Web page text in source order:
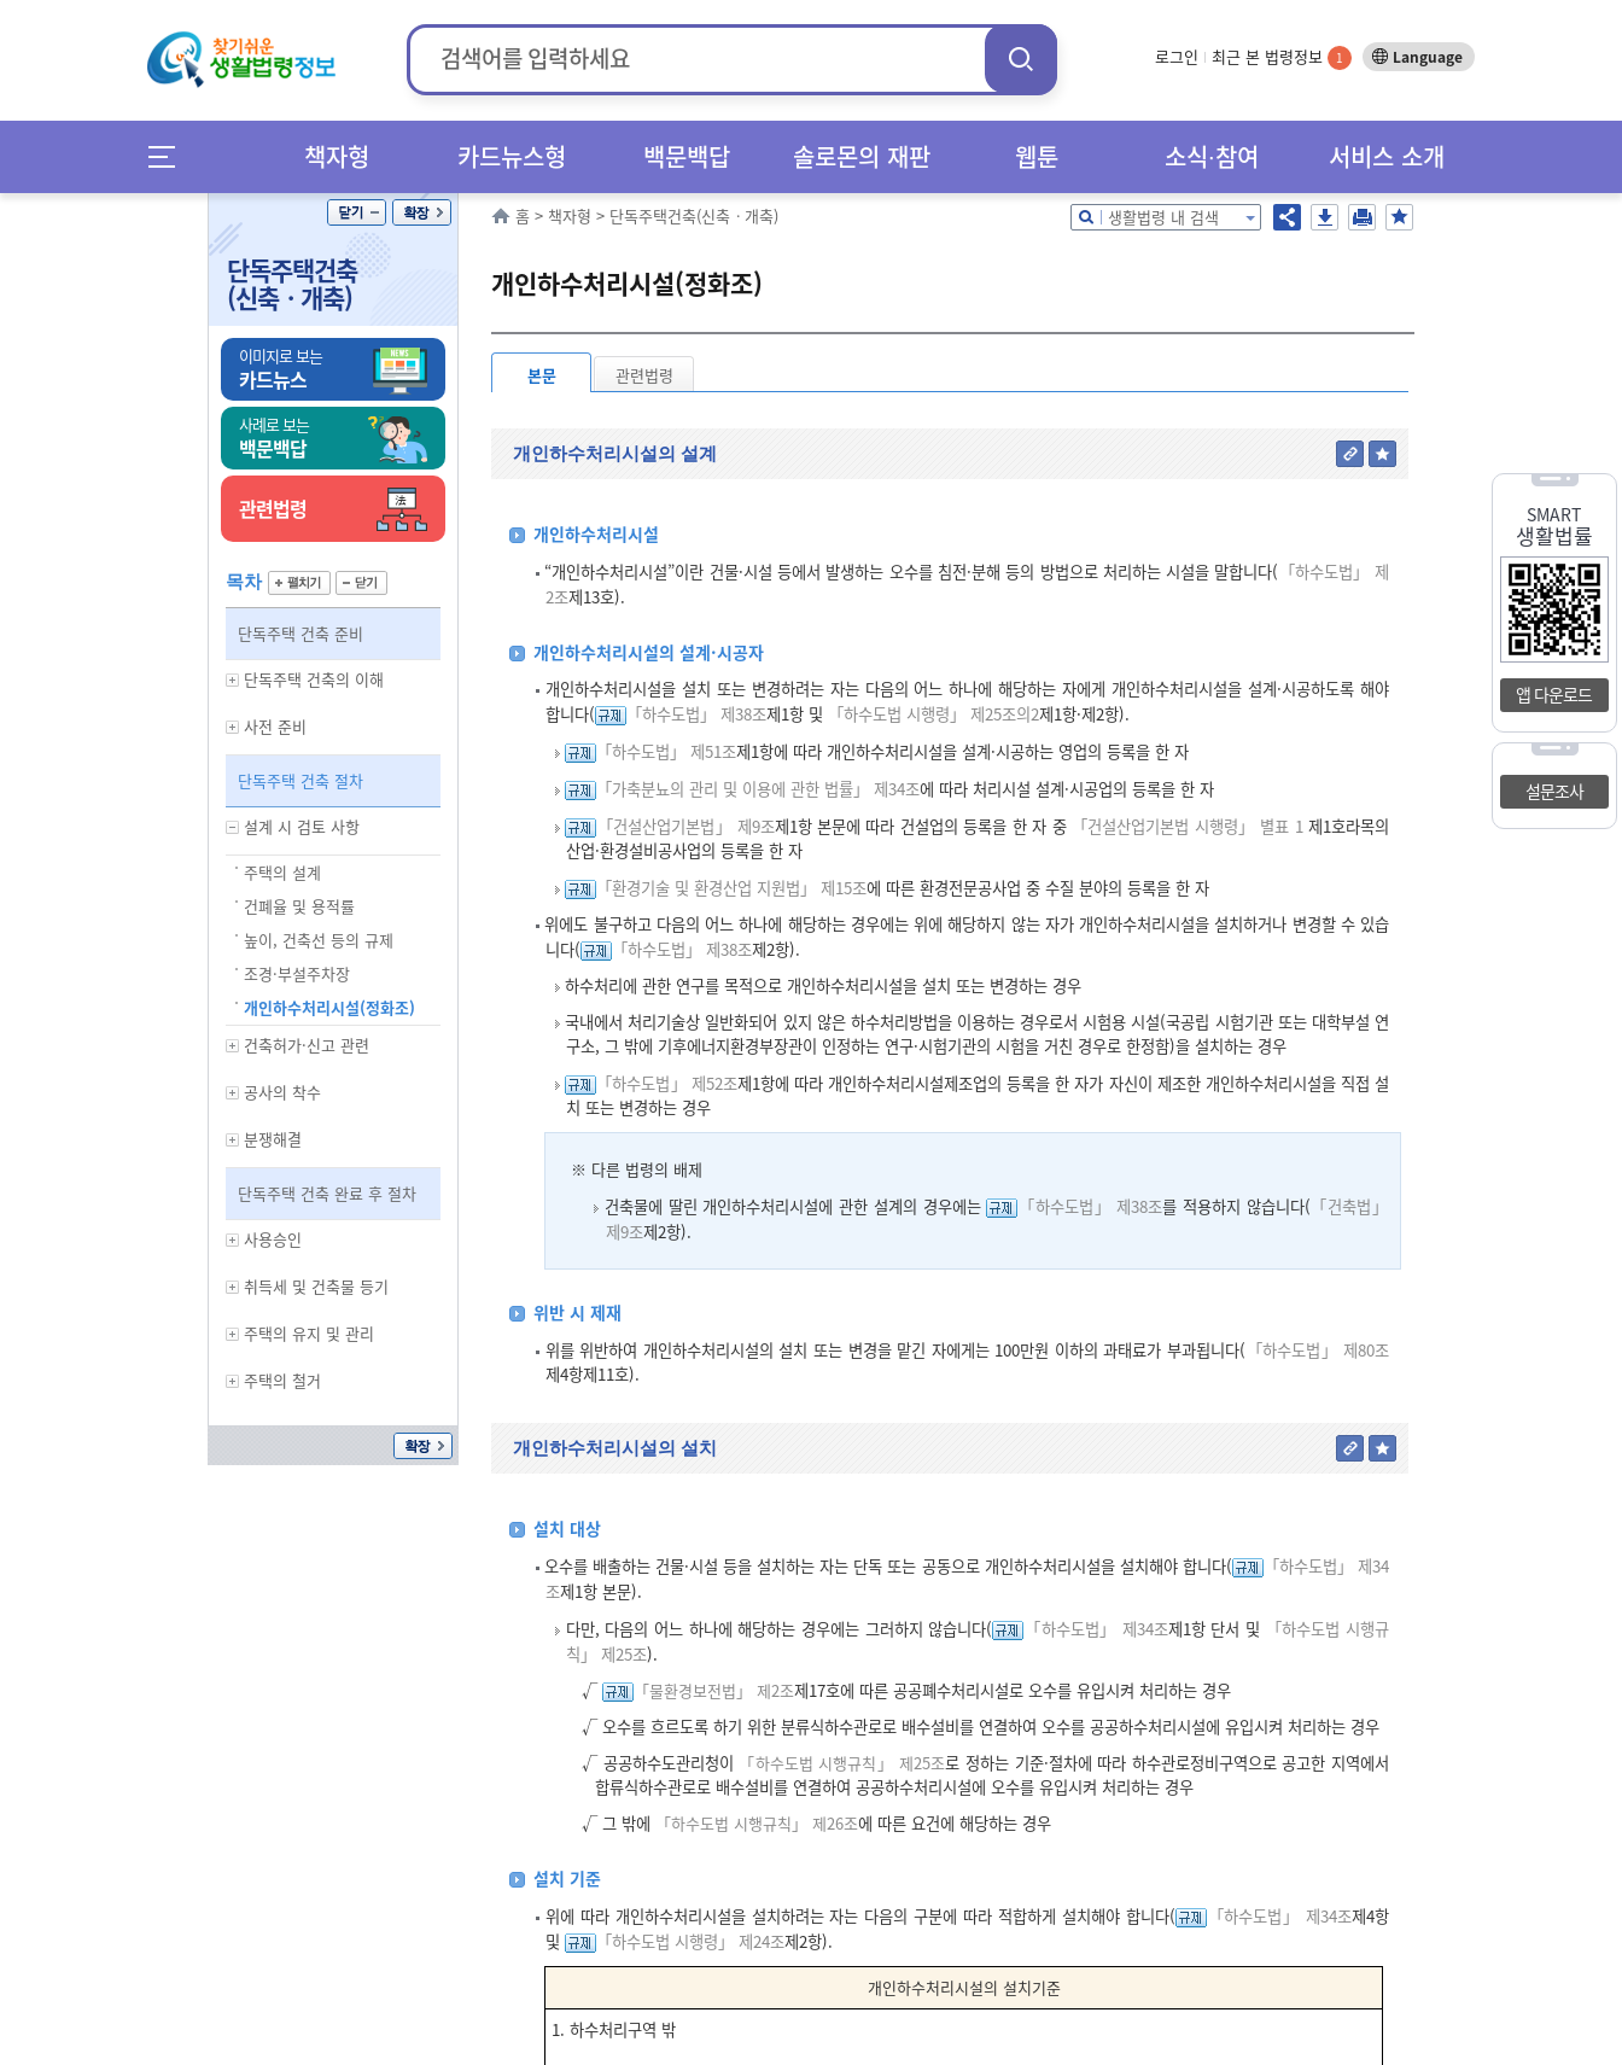
로그인 최근 본 법령정보 1 Language
책자형 카드뉴스형 백문백답 솔로몬의 재판 웹툰 소식∙참여 서비스 소개
SMART
생활법률
앱 다운로드
설문조사
단독주택건축
(신축ㆍ개축)
이미지로 보는
카드뉴스
사례로 보는
백문백답
관련법령
목차
단독주택 건축 준비
단독주택 건축의 이해
사전 준비
단독주택 건축 절차
설계 시 검토 사항
주택의 설계
건폐율 및 용적률
높이, 건축선 등의 규제
조경·부설주차장
개인하수처리시설(정화조)
건축허가·신고 관련
공사의 착수
분쟁해결
단독주택 건축 완료 후 절차
사용승인
취득세 및 건축물 등기
주택의 유지 및 관리
주택의 철거
홈 > 책자형 > 단독주택건축(신축ㆍ개축) 생활법령 내 검색
개인하수처리시설(정화조)
본문 관련법령
개인하수처리시설의 설계
개인하수처리시설
“개인하수처리시설”이란 건물·시설 등에서 발생하는 오수를 침전·분해 등의 방법으로 처리하는 시설을 말합니다( 「하수도법」 제
2조제13호).
개인하수처리시설의 설계·시공자
개인하수처리시설을 설치 또는 변경하려는 자는 다음의 어느 하나에 해당하는 자에게 개인하수처리시설을 설계·시공하도록 해야
합니다(
「하수도법」 제38조제1항 및 「하수도법 시행령」 제25조의2제1항·제2항).
「하수도법」 제51조제1항에 따라 개인하수처리시설을 설계·시공하는 영업의 등록을 한 자
「가축분뇨의 관리 및 이용에 관한 법률」 제34조에 따라 처리시설 설계·시공업의 등록을 한 자
「건설산업기본법」 제9조제1항 본문에 따라 건설업의 등록을 한 자 중 「건설산업기본법 시행령」 별표 1제1호라목의
산업·환경설비공사업의 등록을 한 자
「환경기술 및 환경산업 지원법」 제15조에 따른 환경전문공사업 중 수질 분야의 등록을 한 자
위에도 불구하고 다음의 어느 하나에 해당하는 경우에는 위에 해당하지 않는 자가 개인하수처리시설을 설치하거나 변경할 수 있습
니다(
「하수도법」 제38조제2항).
하수처리에 관한 연구를 목적으로 개인하수처리시설을 설치 또는 변경하는 경우
국내에서 처리기술상 일반화되어 있지 않은 하수처리방법을 이용하는 경우로서 시험용 시설(국공립 시험기관 또는 대학부설 연
구소, 그 밖에 기후에너지환경부장관이 인정하는 연구·시험기관의 시험을 거친 경우로 한정함)을 설치하는 경우
「하수도법」 제52조제1항에 따라 개인하수처리시설제조업의 등록을 한 자가 자신이 제조한 개인하수처리시설을 직접 설
치 또는 변경하는 경우
※ 다른 법령의 배제
건축물에 딸린 개인하수처리시설에 관한 설계의 경우에는
「하수도법」 제38조를 적용하지 않습니다( 「건축법」
제9조제2항).
위반 시 제재
위를 위반하여 개인하수처리시설의 설치 또는 변경을 맡긴 자에게는 100만원 이하의 과태료가 부과됩니다( 「하수도법」 제80조
제4항제11호).
개인하수처리시설의 설치
설치 대상
오수를 배출하는 건물·시설 등을 설치하는 자는 단독 또는 공동으로 개인하수처리시설을 설치해야 합니다(
「하수도법」 제34
조제1항 본문).
다만, 다음의 어느 하나에 해당하는 경우에는 그러하지 않습니다(
「하수도법」 제34조제1항 단서 및
「하수도법 시행규
칙」 제25조).
√
「물환경보전법」 제2조제17호에 따른 공공폐수처리시설로 오수를 유입시켜 처리하는 경우
√ 오수를 흐르도록 하기 위한 분류식하수관로로 배수설비를 연결하여 오수를 공공하수처리시설에 유입시켜 처리하는 경우
√ 공공하수도관리청이
「하수도법 시행규칙」 제25조로 정하는 기준·절차에 따라 하수관로정비구역으로 공고한 지역에서
합류식하수관로로 배수설비를 연결하여 공공하수처리시설에 오수를 유입시켜 처리하는 경우
√ 그 밖에
「하수도법 시행규칙」 제26조에 따른 요건에 해당하는 경우
설치 기준
위에 따라 개인하수처리시설을 설치하려는 자는 다음의 구분에 따라 적합하게 설치해야 합니다( 「하수도법」 제34조제4항
및
「하수도법 시행령」 제24조제2항).
개인하수처리시설의 설치기준
1. 하수처리구역 밖